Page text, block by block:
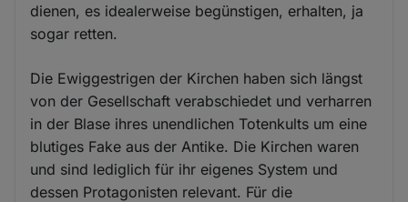
dienen, es idealerweise begünstigen, erhalten, ja
sogar retten.
Die Ewiggestrigen der Kirchen haben sich längst
von der Gesellschaft verabschiedet und verharren
in der Blase ihres unendlichen Totenkults um eine
blutiges Fake aus der Antike. Die Kirchen waren
und sind lediglich für ihr eigenes System und
dessen Protagonisten relevant. Für die